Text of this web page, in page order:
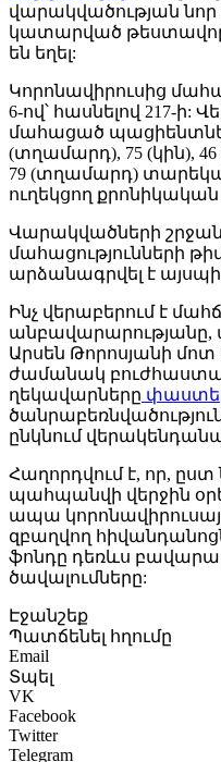
վարակվածության
կատարված
են եղել:
Կորոնավիրուսից
6-ով՝ հասնելով 217-ի:
մահացած
(տղամարդ), 75 (կին),
79 (տղամարդ)
ուղեկցող քրոնիկական
Վարակվածների
մահացությունների
արձանագրվել է
Ինչ վերաբերում է
Արսեն Թորոսյանի
ժամանակ
ղեկավարները
ընկնում
Հաղորդվում է, որ,
պահպանվի վերջին
ապա
զբաղվող
ֆոնդը դեռևս բավարար
ծավալումները:
Էջանշեք
Պատճենել հղումը
Email
Տպել
VK
Facebook
Twitter
Telegram